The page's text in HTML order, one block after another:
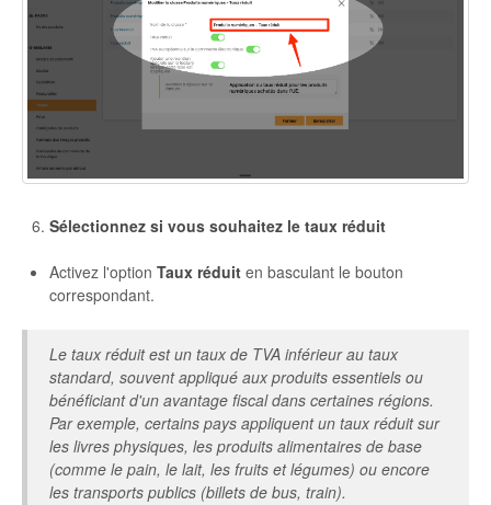
Sélectionnez si vous souhaitez le taux réduit
Activez l'option Taux réduit en basculant le bouton
correspondant.
Le taux réduit est un taux de TVA inférieur au taux
standard, souvent appliqué aux produits essentiels ou
bénéficiant d'un avantage fiscal dans certaines régions.
Par exemple, certains pays appliquent un taux réduit sur
les livres physiques, les produits alimentaires de base
(comme le pain, le lait, les fruits et légumes) ou encore
les transports publics (billets de bus, train).